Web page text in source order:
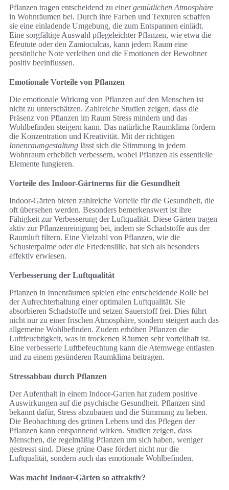
Pflanzen tragen entscheidend zu einergemütlichen Atmosphäre
in Wohnräumen bei. Durch ihre Farben und Texturen schaffen
sie eine einladende Umgebung, die zum Entspannen einlädt.
Eine sorgfältige Auswahl pflegeleichter Pflanzen, wie etwa die
Efeutute oder den Zamioculcas, kann jedem Raum eine
persönliche Note verleihen und die Emotionen der Bewohner
positiv beeinflussen.
Emotionale Vorteile von Pflanzen
Die emotionale Wirkung von Pflanzen auf den Menschen ist
nicht zu unterschätzen. Zahlreiche Studien zeigen, dass die
Präsenz von Pflanzen im Raum Stress mindern und das
Wohlbefinden steigern kann. Das natürliche Raumklima fördern
die Konzentration und Kreativität. Mit der richtigen
Innenraumgestaltung lässt sich die Stimmung in jedem
Wohnraum erheblich verbessern, wobei Pflanzen als essentielle
Elemente fungieren.
Vorteile des Indoor-Gärtnerns für die Gesundheit
Indoor-Gärten bieten zahlreiche Vorteile für die Gesundheit, die
oft übersehen werden. Besonders bemerkenswert ist ihre
Fähigkeit zur Verbesserung der Luftqualität. Diese Gärten tragen
aktiv zur Pflanzenreinigung bei, indem sie Schadstoffe aus der
Raumluft filtern. Eine Vielzahl von Pflanzen, wie die
Schusterpalme oder die Friedenslilie, hat sich als besonders
effektiv erwiesen.
Verbesserung der Luftqualität
Pflanzen in Innenräumen spielen eine entscheidende Rolle bei
der Aufrechterhaltung einer optimalen Luftqualität. Sie
absorbieren Schadstoffe und setzen Sauerstoff frei. Dies führt
nicht nur zu einer frischen Atmosphäre, sondern steigert auch das
allgemeine Wohlbefinden. Zudem erhöhen Pflanzen die
Luftfeuchtigkeit, was in trockenen Räumen sehr vorteilhaft ist.
Eine verbesserte Luftbefeuchtung kann die Atemwege entlasten
und zu einem gesünderen Raumklima beitragen.
Stressabbau durch Pflanzen
Der Aufenthalt in einem Indoor-Garten hat zudem positive
Auswirkungen auf die psychische Gesundheit. Pflanzen sind
bekannt dafür, Stress abzubauen und die Stimmung zu heben.
Die Beobachtung des grünen Lebens und das Pflegen der
Pflanzen kann entspannend wirken. Studien zeigen, dass
Menschen, die regelmäßig Pflanzen um sich haben, weniger
gestresst sind. Diese grüne Oase fördert nicht nur die
Luftqualität, sondern auch das emotionale Wohlbefinden.
Was macht Indoor-Gärten so attraktiv?